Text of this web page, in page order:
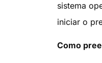
sistema
iniciar o
Como